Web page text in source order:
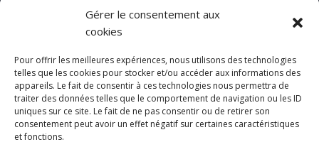
Gérer le consentement aux
cookies
Pour offrir les meilleures expériences, nous utilisons des technologies
telles que les cookies pour stocker et/ou accéder aux informations des
appareils. Le fait de consentir à ces technologies nous permettra de
traiter des données telles que le comportement de navigation ou les ID
uniques sur ce site. Le fait de ne pas consentir ou de retirer son
consentement peut avoir un effet négatif sur certaines caractéristiques
et fonctions.
discothèque
Si tu souhaites
Rocknfool, n'hésite
pas à nous envoyer
tes chroniques de
concerts, de films,
séries ou des billets
d'humeur :